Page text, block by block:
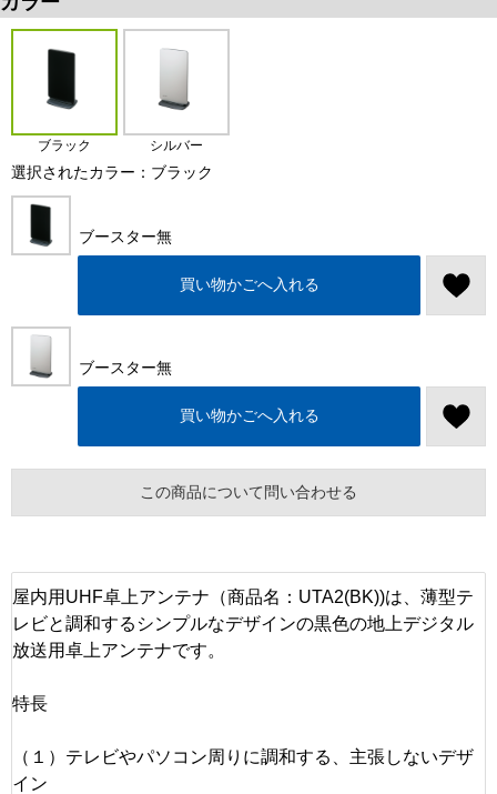
ブラック シルバー
選択されたカラー：ブラック
ブースター無
買い物かごへ入れる
ブースター無
買い物かごへ入れる
この商品について問い合わせる
屋内用UHF卓上アンテナ（商品名：UTA2(BK))は、薄型テ
レビと調和するシンプルなデザインの黒色の地上デジタル
放送用卓上アンテナです。
特長
（１）テレビやパソコン周りに調和する、主張しないデザ
イン